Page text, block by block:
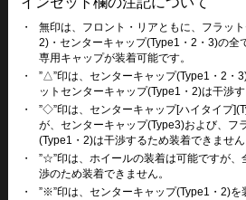
・
無印は、フロント・リアともに、フラッ
2)・センターキャップ(Type1・2・3)の全
専用キャップが装着可能です。
・
”△”印は、センターキャップ(Type1・2・
ットセンターキャップ(Type1・2)は干渉
・
”◇”印は、センターキャップ[ハイタイプ
が、センターキャップ(Type3)および、フ
(Type1・2)は干渉するため装着できません
・
”☆”印は、ホイールの装着は可能ですが
渉のため装着できません。
・
”※”印は、センターキャップ(Type1・2)を